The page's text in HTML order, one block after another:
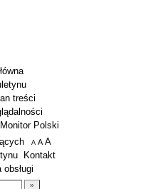
treści
Monitor Polski
A pomniejsz czcionkę
A standardowy rozmiar czcionki
A
Kontakt
obsługi